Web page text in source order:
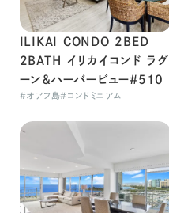
ILIKAI CONDO 2BED
2BATH イリカイコンド ラグ
ーン＆ハーバービュー#510
#オアフ島# コンドミニアム